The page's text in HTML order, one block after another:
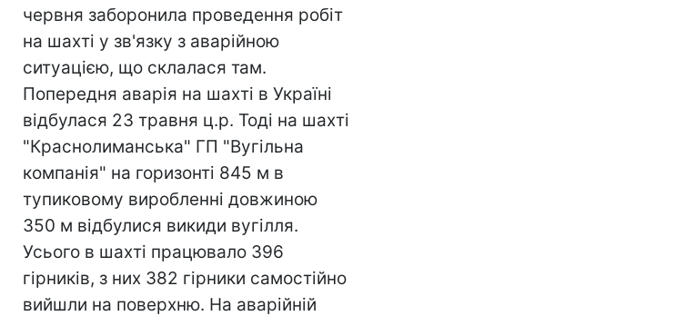
червня заборонила проведення робіт
на шахті у зв'язку з аварійною
ситуацією, що склалася там.
Попередня аварія на шахті в Україні
відбулася 23 травня ц.р. Тоді на шахті
"Краснолиманська" ГП "Вугільна
компанія" на горизонті 845 м в
тупиковому виробленні довжиною
350 м відбулися викиди вугілля.
Усього в шахті працювало 396
гірників, з них 382 гірники самостійно
вийшли на поверхню. На аварійній